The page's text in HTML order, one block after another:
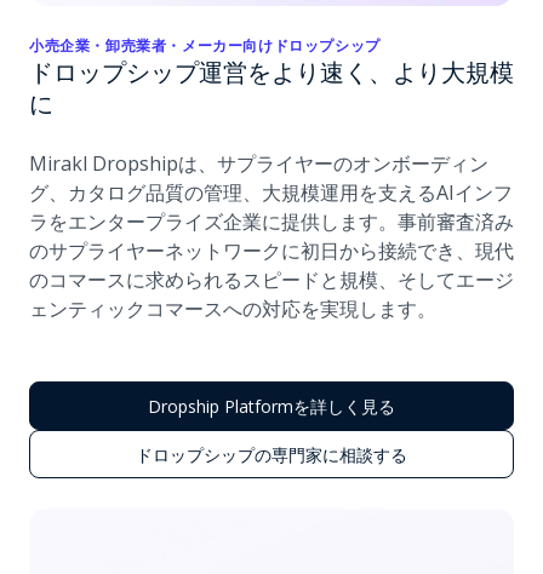
小売企業・卸売業者・メーカー向けドロップシップ
ドロップシップ運営をより速く、より大規模
に
Mirakl Dropshipは、サプライヤーのオンボーディン
グ、カタログ品質の管理、大規模運用を支えるAIインフ
ラをエンタープライズ企業に提供します。事前審査済み
のサプライヤーネットワークに初日から接続でき、現代
のコマースに求められるスピードと規模、そしてエージ
ェンティックコマースへの対応を実現します。
Dropship Platformを詳しく見る
ドロップシップの専門家に相談する